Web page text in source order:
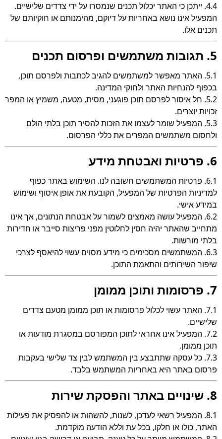
4.4. ייתכן כי האתר יכלול תכנים שנמסרו על ידי צדדים שלישיים.
המפעיל אינו נושא באחריות על דיוקם, מהימנותם או חוקיותם של
תכנים אלו.
5. תגובות משתמשים ופרסום תכנים
5.1. האתר מאפשר למשתמשים להגיב לכתבות ולפרסם תוכן,
בכפוף להנחיות האתר ולחוקי המדינה.
5.2. חל איסור לפרסם תוכן פוגעני, מסית, מטעה, משמיץ או המפר
זכויות יוצרים.
5.3. המפעיל שומר לעצמו את הזכות להסיר תוכן בלתי הולם
ולחסום משתמשים המפרים את כללי הפרסום.
6. פרטיות ואבטחת מידע
6.1. פרטיות המשתמשים חשובה לנו. השימוש באתר כפוף
למדיניות הפרטיות של המפעיל, הקובעת את אופן איסוף ושימוש
במידע אישי.
6.2. המפעיל עושה מאמצים לשמור על אבטחת הנתונים, אך אינו
מתחייב שהאתר יהיה חסין לחלוטין מפני פריצות סייבר או חדירות
בלתי מורשות.
6.3. המשתמשים מסכימים כי מידע מסוים עשוי להיאסף לצרכי
שיפור השירותים והתאמת התוכן.
7. פרסומות ותוכן ממומן
7.1. האתר עשוי לכלול פרסומות או תוכן ממומן מטעם צדדים
שלישיים.
7.2. המפעיל אינו אחראי לתוכן המפורסם במסגרת מודעות או
תוכן ממומן.
7.3. כל עסקה שתתבצע בין המשתמש לבין צד שלישי בעקבות
פרסום באתר היא באחריות המשתמש בלבד.
8. שינויים באתר והפסקת שירות
8.1. המפעיל רשאי לעדכן, לשנות, להשהות או להפסיק את פעילות
האתר, כולו או חלקו, בכל עת וללא הודעה מוקדמת.